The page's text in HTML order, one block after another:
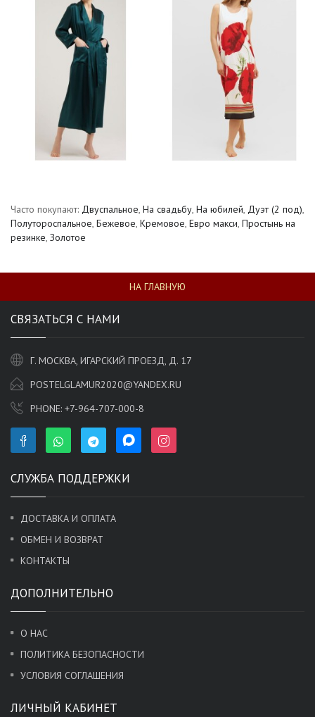
Часто покупают: Двуспальное, На свадьбу, На юбилей, Дуэт (2 под),
Полутороспальное, Бежевое, Кремовое, Евро макси, Простынь на
резинке, Золотое
НА ГЛАВНУЮ
СВЯЗАТЬСЯ С НАМИ
Г. МОСКВА, ИГАРСКИЙ ПРОЕЗД, Д. 17
POSTELGLAMUR2020@YANDEX.RU
PHONE: +7-964-707-000-8
СЛУЖБА ПОДДЕРЖКИ
ДОСТАВКА И ОПЛАТА
ОБМЕН И ВОЗВРАТ
КОНТАКТЫ
ДОПОЛНИТЕЛЬНО
О НАС
ПОЛИТИКА БЕЗОПАСНОСТИ
УСЛОВИЯ СОГЛАШЕНИЯ
ЛИЧНЫЙ КАБИНЕТ